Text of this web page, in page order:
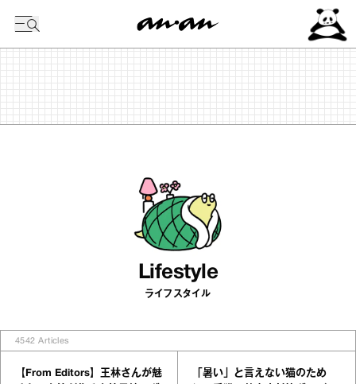
Lifestyle
ライフスタイル
4542 Articles
【From Editors】王林さんが魅
「暑い」と言えない猫のため